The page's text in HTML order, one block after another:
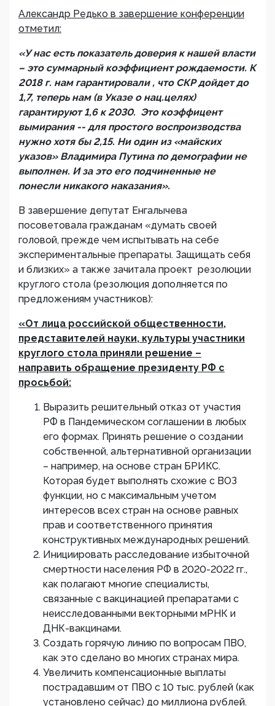
Александр Редько в завершение конференции
отметил:
«У нас есть показатель доверия к нашей власти
– это суммарный коэффициент рождаемости. К
2018 г. нам гарантировали , что СКР дойдет до
1,7, теперь нам (в Указе о нац.целях)
гарантируют 1,6 к 2030. Это коэффицент
вымирания -- для простого воспроизводства
нужно хотя бы 2,15. Ни один из «майских
указов» Владимира Путина по демографии не
выполнен. И за это его подчиненные не
понесли никакого наказания».
В завершение депутат Енгалычева
посоветовала гражданам «думать своей
головой, прежде чем испытывать на себе
экспериментальные препараты. Защищать себя
и близких» а также зачитала проект резолюции
круглого стола (резолюция дополняется по
предложениям участников):
«От лица российской общественности,
представителей науки, культуры участники
круглого стола приняли решение –
направить обращение президенту РФ с
просьбой:
Выразить решительный отказ от участия
РФ в Пандемическом соглашении в любых
его формах. Принять решение о создании
собственной, альтернативной организации
– например, на основе стран БРИКС.
Которая будет выполнять схожие с ВОЗ
функции, но с максимальным учетом
интересов всех стран на основе равных
прав и соответственного принятия
конструктивных международных решений.
Инициировать расследование избыточной
смертности населения РФ в 2020-2022 гг.,
как полагают многие специалисты,
связанные с вакцинацией препаратами с
неисследованными векторными мРНК и
ДНК-вакцинами.
Создать горячую линию по вопросам ПВО,
как это сделано во многих странах мира.
Увеличить компенсационные выплаты
пострадавшим от ПВО с 10 тыс. рублей (как
установлено сейчас) до миллиона рублей.